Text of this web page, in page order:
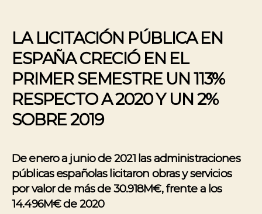
LA LICITACIÓN PÚBLICA EN
ESPAÑA CRECIÓ EN EL
PRIMER SEMESTRE UN 113%
RESPECTO A 2020 Y UN 2%
SOBRE 2019
De enero a junio de 2021 las administraciones
públicas españolas licitaron obras y servicios
por valor de más de 30.918M€, frente a los
14.496M€ de 2020